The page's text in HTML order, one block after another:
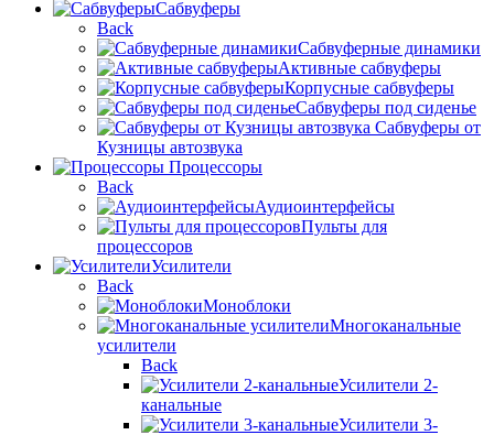
Сабвуферы
Back
Сабвуферные динамики
Активные сабвуферы
Корпусные сабвуферы
Сабвуферы под сиденье
Сабвуферы от
Кузницы автозвука
Процессоры
Back
Аудиоинтерфейсы
Пульты для
процессоров
Усилители
Back
Моноблоки
Многоканальные
усилители
Back
Усилители 2-
канальные
Усилители 3-